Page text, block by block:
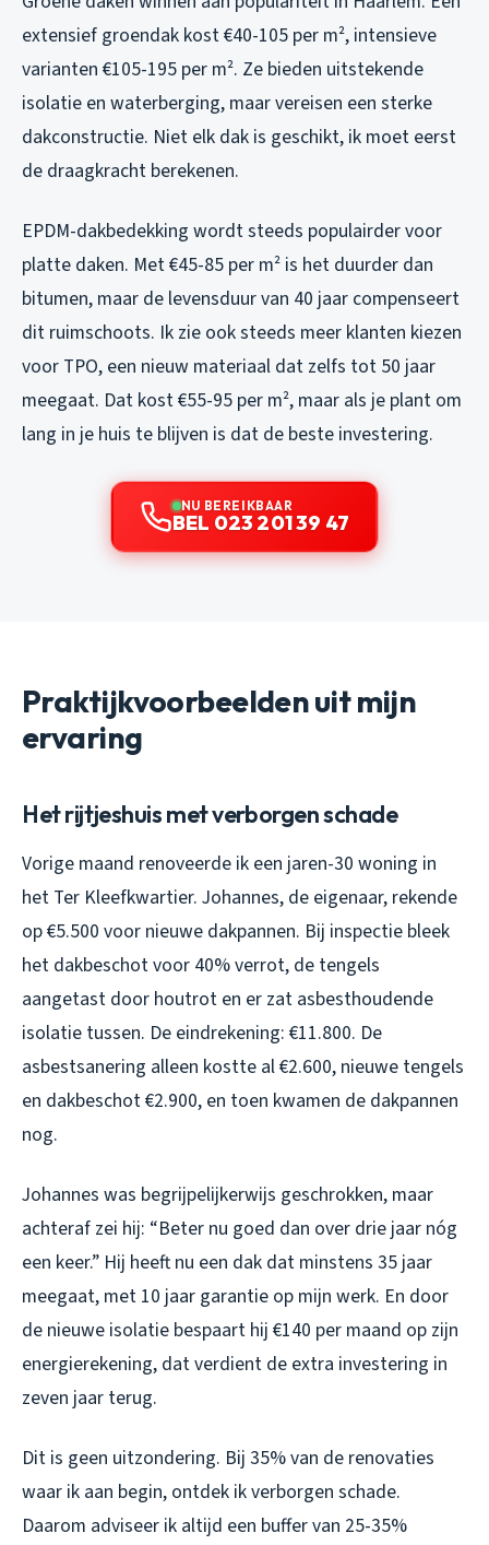
extensief groendak kost €40-105 per m², intensieve
varianten €105-195 per m². Ze bieden uitstekende
isolatie en waterberging, maar vereisen een sterke
dakconstructie. Niet elk dak is geschikt, ik moet eerst
de draagkracht berekenen.
EPDM-dakbedekking wordt steeds populairder voor
platte daken. Met €45-85 per m² is het duurder dan
bitumen, maar de levensduur van 40 jaar compenseert
dit ruimschoots. Ik zie ook steeds meer klanten kiezen
voor TPO, een nieuw materiaal dat zelfs tot 50 jaar
meegaat. Dat kost €55-95 per m², maar als je plant om
lang in je huis te blijven is dat de beste investering.
NU BEREIKBAAR
BEL 023 201 39 47
Praktijkvoorbeelden uit mijn
ervaring
Het rijtjeshuis met verborgen schade
Vorige maand renoveerde ik een jaren-30 woning in
het Ter Kleefkwartier. Johannes, de eigenaar, rekende
op €5.500 voor nieuwe dakpannen. Bij inspectie bleek
het dakbeschot voor 40% verrot, de tengels
aangetast door houtrot en er zat asbesthoudende
isolatie tussen. De eindrekening: €11.800. De
asbestsanering alleen kostte al €2.600, nieuwe tengels
en dakbeschot €2.900, en toen kwamen de dakpannen
nog.
Johannes was begrijpelijkerwijs geschrokken, maar
achteraf zei hij: “Beter nu goed dan over drie jaar nóg
een keer.” Hij heeft nu een dak dat minstens 35 jaar
meegaat, met 10 jaar garantie op mijn werk. En door
de nieuwe isolatie bespaart hij €140 per maand op zijn
energierekening, dat verdient de extra investering in
zeven jaar terug.
Dit is geen uitzondering. Bij 35% van de renovaties
waar ik aan begin, ontdek ik verborgen schade.
Daarom adviseer ik altijd een buffer van 25-35%